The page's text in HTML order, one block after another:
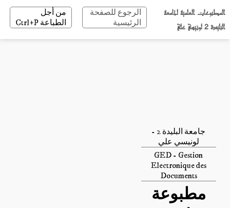
المطبوعات العلمية لجامعة
البليدة 2 لونيسي علي
الرجوع للصفحة
الرئيسية
من أجل
الطباعة Ctrl+P
جامعة البليدة 2 -
لونيسي علي
GED - Gestion
Electronique des
Documents
مطبوعة